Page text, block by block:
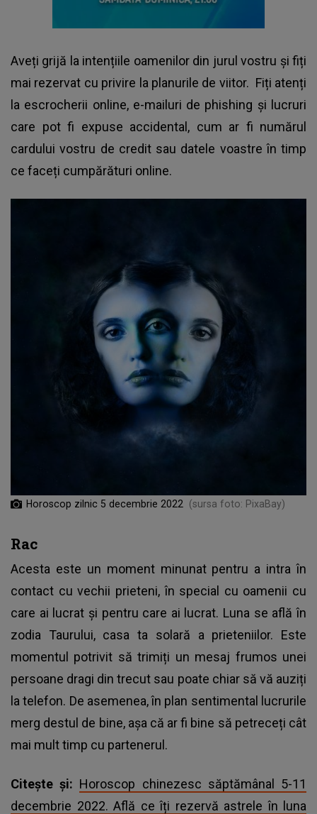
Aveți grijă la intențiile oamenilor din jurul vostru și fiți
mai rezervat cu privire la planurile de viitor. Fiți atenți
la escrocherii online, e-mailuri de phishing și lucruri
care pot fi expuse accidental, cum ar fi numărul
cardului vostru de credit sau datele voastre în timp
ce faceți cumpărături online.
Horoscop zilnic 5 decembrie 2022 (sursa foto: PixaBay)
Rac
Acesta este un moment minunat pentru a intra în
contact cu vechii prieteni, în special cu oamenii cu
care ai lucrat și pentru care ai lucrat. Luna se află în
zodia Taurului, casa ta solară a prieteniilor. Este
momentul potrivit să trimiți un mesaj frumos unei
persoane dragi din trecut sau poate chiar să vă auziți
la telefon. De asemenea, în plan sentimental lucrurile
merg destul de bine, așa că ar fi bine să petreceți cât
mai mult timp cu partenerul.
Citește și: Horoscop chinezesc săptămânal 5-11
decembrie 2022. Află ce îți rezervă astrele în luna